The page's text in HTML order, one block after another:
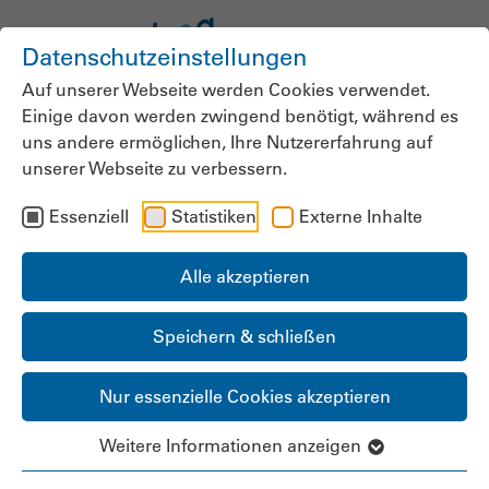
Datenschutzeinstellungen
Auf unserer Webseite werden Cookies verwendet.
Einige davon werden zwingend benötigt, während es
uns andere ermöglichen, Ihre Nutzererfahrung auf
unserer Webseite zu verbessern.
Essenziell Statistiken Externe Inhalte
Alle akzeptieren
Speichern & schließen
Nur essenzielle Cookies akzeptieren
Weitere Informationen anzeigen
Aktuelle Meldungen
BUNDESPOLITIK
Frühlingsempfang 2026: bpa
fordert weniger Bürokratie und